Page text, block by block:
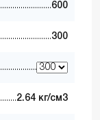
600
300
2.64 кг/см3